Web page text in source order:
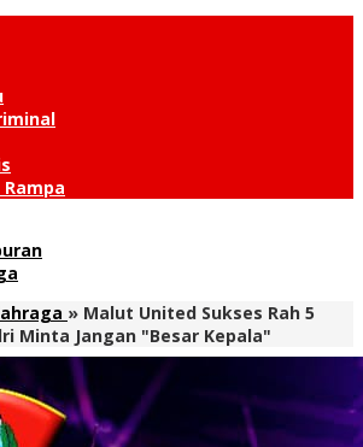
» Malut United Sukses Rah 5
Minta Jangan "Besar Kepala"